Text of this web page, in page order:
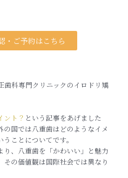
・ご予約はこちら
科専門クリニックのイロドリ矯
ント？ という記事をあげました
国では八重歯はどのようなイメ
ことについてです。
り、八重歯を「かわいい」と魅力
その価値観は国際社会では異なり